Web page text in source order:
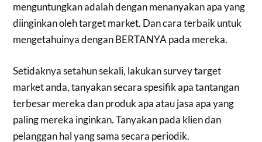
menguntungkan adalah dengan menanyakan apa yang
diinginkan oleh target market. Dan cara terbaik untuk
mengetahuinya dengan BERTANYA pada mereka.
Setidaknya setahun sekali, lakukan survey target
market anda, tanyakan secara spesifik apa tantangan
terbesar mereka dan produk apa atau jasa apa yang
paling mereka inginkan. Tanyakan pada klien dan
pelanggan hal yang sama secara periodik.